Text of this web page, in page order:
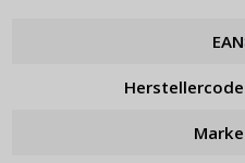
EAN
Herstellercode
Marke